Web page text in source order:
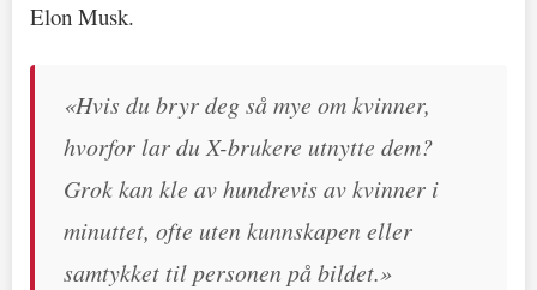
Elon Musk.
«Hvis du bryr deg så mye om kvinner,
hvorfor lar du X-brukere utnytte dem?
Grok kan kle av hundrevis av kvinner i
minuttet, ofte uten kunnskapen eller
samtykket til personen på bildet.»